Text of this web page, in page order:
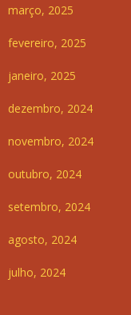
março, 2025
fevereiro, 2025
janeiro, 2025
dezembro, 2024
novembro, 2024
outubro, 2024
setembro, 2024
agosto, 2024
julho, 2024